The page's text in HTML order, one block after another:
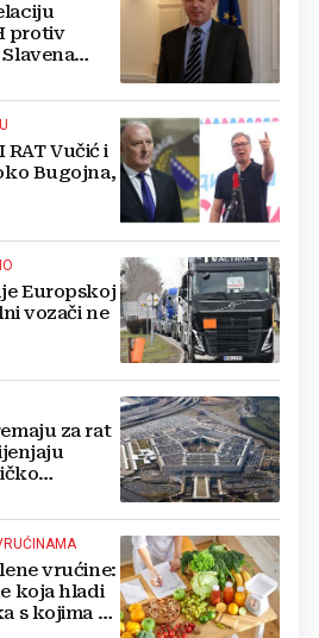
protiv
RAT Vučić i
Bugojna,
Europskoj
vozači ne
za rat
vrućine:
koja hladi
s kojima si